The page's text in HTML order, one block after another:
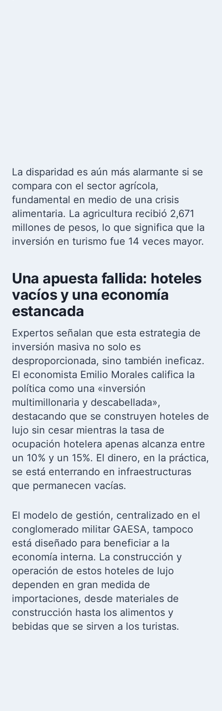
La disparidad es aún más alarmante si se
compara con el sector agrícola,
fundamental en medio de una crisis
alimentaria. La agricultura recibió 2,671
millones de pesos, lo que significa que la
inversión en turismo fue 14 veces mayor.
Una apuesta fallida: hoteles
vacíos y una economía
estancada
Expertos señalan que esta estrategia de
inversión masiva no solo es
desproporcionada, sino también ineficaz.
El economista Emilio Morales califica la
política como una «inversión
multimillonaria y descabellada»,
destacando que se construyen hoteles de
lujo sin cesar mientras la tasa de
ocupación hotelera apenas alcanza entre
un 10% y un 15%. El dinero, en la práctica,
se está enterrando en infraestructuras
que permanecen vacías.
El modelo de gestión, centralizado en el
conglomerado militar GAESA, tampoco
está diseñado para beneficiar a la
economía interna. La construcción y
operación de estos hoteles de lujo
dependen en gran medida de
importaciones, desde materiales de
construcción hasta los alimentos y
bebidas que se sirven a los turistas.